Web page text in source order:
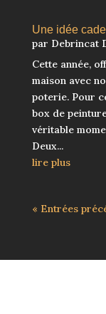
Une idée
par Debrincat
Cette année,
maison avec
poterie. Pour
box de
véritable
Deux...
lire plus
« Entrées